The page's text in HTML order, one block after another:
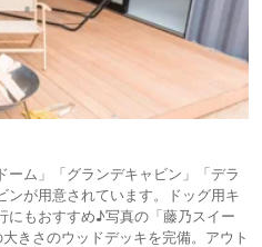
ーム」「グランデキャビン」「デラ
ンが用意されています。ドッグ用キ
にもおすすめ♪写真の「藤乃スイー
きさのウッドデッキを完備。アウト